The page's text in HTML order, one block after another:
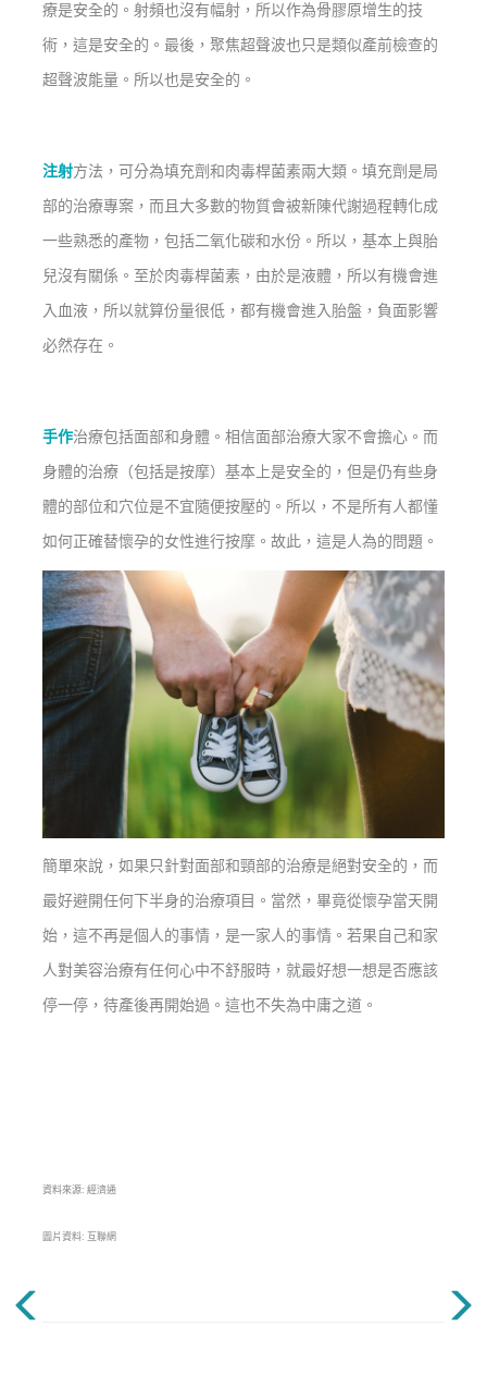
療是安全的。射頻也沒有幅射，所以作為骨膠原增生的技
術，這是安全的。最後，聚焦超聲波也只是類似產前檢查的
超聲波能量。所以也是安全的。
注射方法，可分為填充劑和肉毒桿菌素兩大類。填充劑是局
部的治療專案，而且大多數的物質會被新陳代謝過程轉化成
一些熟悉的產物，包括二氧化碳和水份。所以，基本上與胎
兒沒有關係。至於肉毒桿菌素，由於是液體，所以有機會進
入血液，所以就算份量很低，都有機會進入胎盤，負面影響
必然存在。
手作治療包括面部和身體。相信面部治療大家不會擔心。而
身體的治療（包括是按摩）基本上是安全的，但是仍有些身
體的部位和穴位是不宜隨便按壓的。所以，不是所有人都懂
如何正確替懷孕的女性進行按摩。故此，這是人為的問題。
簡單來說，如果只針對面部和頸部的治療是絕對安全的，而
最好避開任何下半身的治療項目。當然，畢竟從懷孕當天開
始，這不再是個人的事情，是一家人的事情。若果自己和家
人對美容治療有任何心中不舒服時，就最好想一想是否應該
停一停，待產後再開始過。這也不失為中庸之道。
資料來源: 經濟通
圖片資料: 互聯網